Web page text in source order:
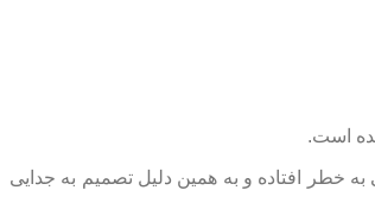
است.
خطر افتاده و به همین دلیل تصمیم به جدایی